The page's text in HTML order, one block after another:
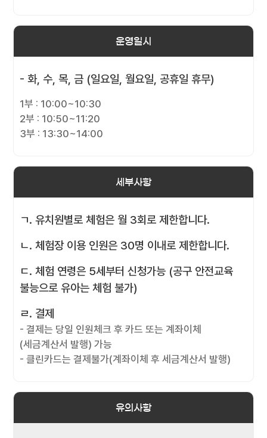
운영일시
- 화, 수, 목, 금 (일요일, 월요일, 공휴일 휴무)
1부 : 10:00~10:30
2부 : 10:50~11:20
3부 : 13:30~14:00
세부사항
ㄱ. 유치원별로 체험은 월 3회로 제한합니다.
ㄴ. 체험장 이용 인원은 30명 이내로 제한합니다.
ㄷ. 체험 연령은 5세부터 신청가능 (공구 안전교육
불능으로 유아는 체험 불가)
ㄹ. 결제
- 결제는 당일 인원체크 후 카드 또는 계좌이체
(세금계산서 발행) 가능
- 클린카드는 결제불가(계좌이체 후 세금계산서 발행)
유의사항